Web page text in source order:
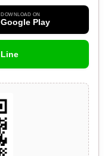
DOWNLOAD ON
Google Play
Line